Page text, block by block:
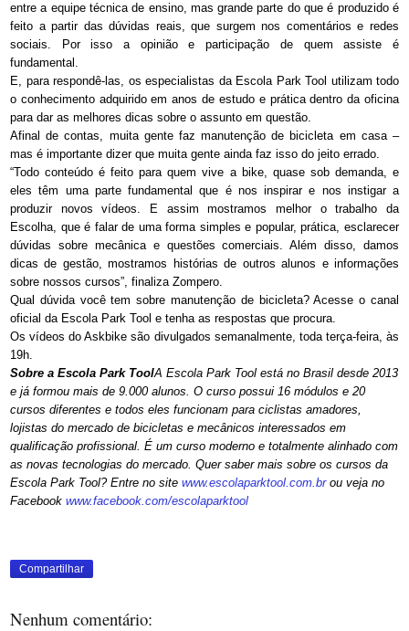
entre a equipe técnica de ensino, mas grande parte do que é produzido é
feito a partir das dúvidas reais, que surgem nos comentários e redes
sociais. Por isso a opinião e participação de quem assiste é
fundamental.
E, para respondê-las, os especialistas da Escola Park Tool utilizam todo
o conhecimento adquirido em anos de estudo e prática dentro da oficina
para dar as melhores dicas sobre o assunto em questão.
Afinal de contas, muita gente faz manutenção de bicicleta em casa –
mas é importante dizer que muita gente ainda faz isso do jeito errado.
“Todo conteúdo é feito para quem vive a bike, quase sob demanda, e
eles têm uma parte fundamental que é nos inspirar e nos instigar a
produzir novos vídeos. E assim mostramos melhor o trabalho da
Escolha, que é falar de uma forma simples e popular, prática, esclarecer
dúvidas sobre mecânica e questões comerciais. Além disso, damos
dicas de gestão, mostramos histórias de outros alunos e informações
sobre nossos cursos”, finaliza Zompero.
Qual dúvida você tem sobre manutenção de bicicleta? Acesse o canal
oficial da Escola Park Tool e tenha as respostas que procura.
Os vídeos do Askbike são divulgados semanalmente, toda terça-feira, às
19h.
Sobre a Escola Park ToolA Escola Park Tool está no Brasil desde 2013
e já formou mais de 9.000 alunos. O curso possui 16 módulos e 20
cursos diferentes e todos eles funcionam para ciclistas amadores,
lojistas do mercado de bicicletas e mecânicos interessados em
qualificação profissional. É um curso moderno e totalmente alinhado com
as novas tecnologias do mercado. Quer saber mais sobre os cursos da
Escola Park Tool? Entre no site www.escolaparktool.com.brou veja no
Facebook www.facebook.com/escolaparktool
Compartilhar
Nenhum comentário: